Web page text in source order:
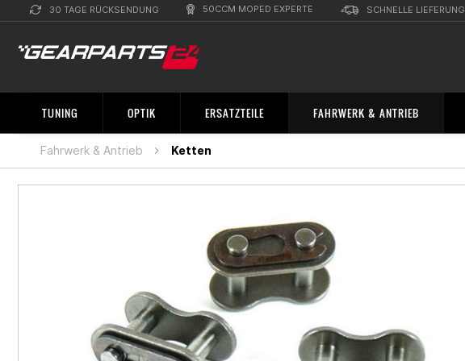
30 TAGE RÜCKSENDUNG 50CCM MOPED EXPERTE SCHNELLE LIEFERUNG
TUNING OPTIK ERSATZTEILE FAHRWERK & ANTRIEB
Fahrwerk & Antrieb Ketten